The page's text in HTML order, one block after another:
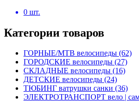
0 шт.
Категории товаров
ГОРНЫЕ/MTB велосипеды (62)
ГОРОДСКИЕ велосипеды (27)
СКЛАДНЫЕ велосипеды (16)
ДЕТСКИЕ велосипеды (24)
ТЮБИНГ ватрушки санки (36)
ЭЛЕКТРОТРАНСПОРТ вело |